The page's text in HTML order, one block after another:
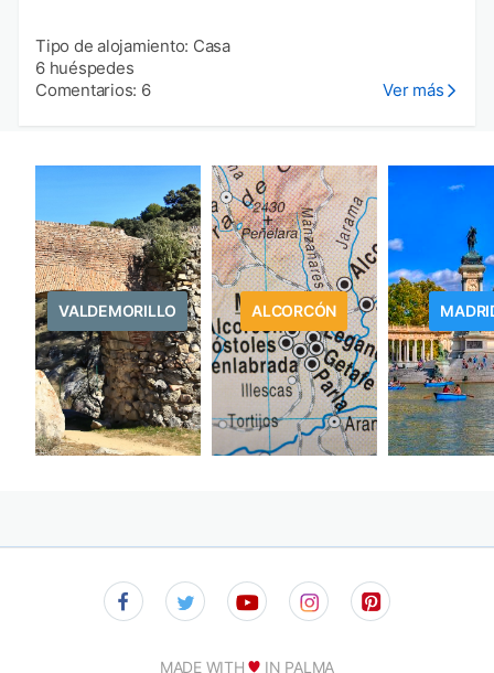
Tipo de alojamiento: Casa
6 huéspedes
Comentarios: 6
Ver más
VALDEMORILLO ALCORCÓN
MADE WITH IN PALMA